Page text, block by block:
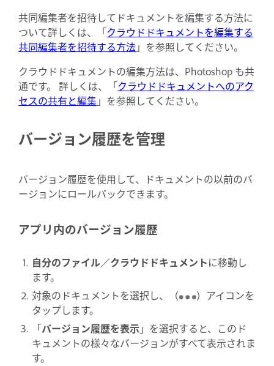
共同編集者を招待してドキュメントを編集する方法に
ついて詳しくは、「クラウドドキュメントを編集する
共同編集者を招待する方法」を参照してください。
クラウドドキュメントの編集方法は、Photoshop も共
通です。 詳しくは、「クラウドドキュメントへのアク
セスの共有と編集」を参照してください。
バージョン履歴を管理
バージョン履歴を使用して、ドキュメントの以前のバ
ージョンにロールバックできます。
アプリ内のバージョン履歴
自分のファイル／クラウドドキュメントに移動し
ます。
対象のドキュメントを選択し、（
）アイコンを
タップします。
「バージョン履歴を表示 」を選択すると、このド
キュメントの様々なバージョンがすべて表示されま
す。